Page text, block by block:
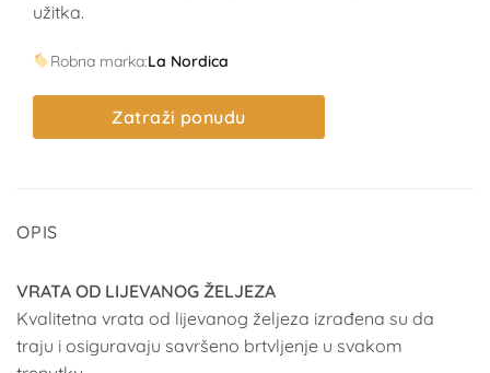
užitka.
Robna marka:La Nordica
Zatraži ponudu
OPIS
VRATA OD LIJEVANOG ŽELJEZA
Kvalitetna vrata od lijevanog željeza izrađena su da
traju i osiguravaju savršeno brtvljenje u svakom